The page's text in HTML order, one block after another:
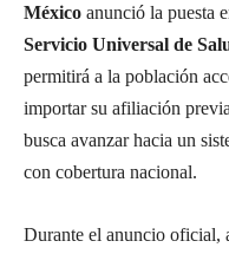
México anunció la puesta
Servicio Universal de
permitirá a la población
importar su afiliación
busca avanzar hacia un
con cobertura nacional.
Durante el anuncio oficial,